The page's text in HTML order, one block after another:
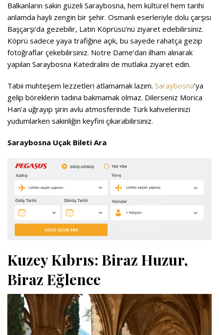
Balkanların sakin güzeli Saraybosna, hem kültürel hem tarihi
anlamda hayli zengin bir şehir. Osmanlı eserleriyle dolu çarşısı
Başçarşı’da gezebilir, Latin Köprüsü’nü ziyaret edebilirsiniz.
Köprü sadece yaya trafiğine açık, bu sayede rahatça gezip
fotoğraflar çekebilirsiniz. Notre Dame’dan ilham alınarak
yapılan Saraybosna Katedralini de mutlaka ziyaret edin.
Tabii muhteşem lezzetleri atlamamak lazım. Saraybosna’ya
gelip böreklerin tadına bakmamak olmaz. Dilerseniz Morica
Han’a uğrayıp şirin avlu atmosferinde Türk kahvelerinizi
yudumlarken sakinliğin keyfini çıkarabilirsiniz.
Saraybosna Uçak Bileti Ara
Kuzey Kıbrıs: Biraz Huzur,
Biraz Eğlence